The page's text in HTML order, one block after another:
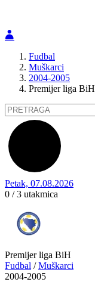
Fudbal
Muškarci
2004-2005
Premijer liga BiH
Petak, 07.08.2026
0 / 3 utakmica
Premijer liga BiH
Fudbal /Muškarci
2004-2005